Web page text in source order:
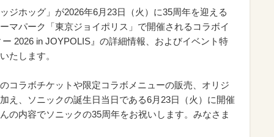
ジホッグ」が2026年6月23日（火）に35周年を迎える
マパーク「東京ジョイポリス」で開催されるコラボイ
2026 in JOYPOLIS』の詳細情報、およびイベント特
たします。
コラボチケットや限定コラボメニューの販売、オリジ
え、ソニックの誕生日当日である6月23日（火）に開催
の内容でソニックの35周年をお祝いします。みなさま